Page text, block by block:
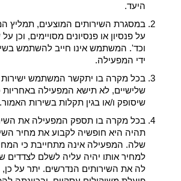
היעד.
במסגרת השירותים המוצעים, תמליץ
וכד'. המשתמש אינו חייב להשתמש
ידי המפעילה.
בכל מקרה בו יתקשר המשתמש
שלישיים, לא תישא המפעילה באחריות
שיסופק ו/או בגין תקלות בשירות האמור.
בכל מקרה בו תספק המפעילה את
תהיה היא חופשיה לקבוע את מחיר
שלה. המפעילה אינה מתחייבת כי
למחיר אותו יהיה עליה לשלם לצדדים
לה את השירותים הנדרשים. יתר על